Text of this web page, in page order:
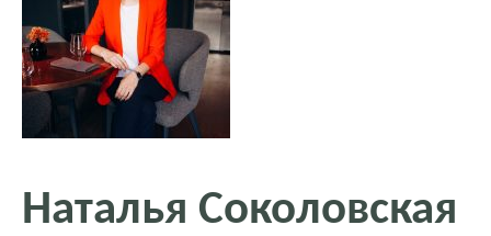
Наталья Соколовская